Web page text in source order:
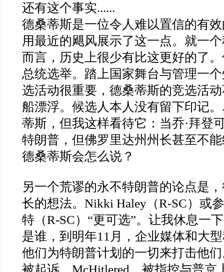
还有这个事实......
德桑蒂斯是一位令人难以置信的有
用最近的飓风展示了这一点。就一
而言，历史上很少有比这更好的了
总统选举。踏上国家舞台与管理一
选活动很重要，德桑蒂斯的竞选活
船漂浮。候选人本人没有留下印记
蒂斯，但我这样看待它：当乔·拜登
特朗普，但佛罗里达州州长甚至不
德桑蒂斯会怎么说？
另一个荒谬的永不特朗普的论点是
长的想法。 Nikki Haley （R-SC）或
特（R-SC） “更可选”。让我休息一
是谁，到明年11 月，企业媒体和大
他们为特朗普计划的一切来打击他
被起诉， McHitlered ，被指控与普